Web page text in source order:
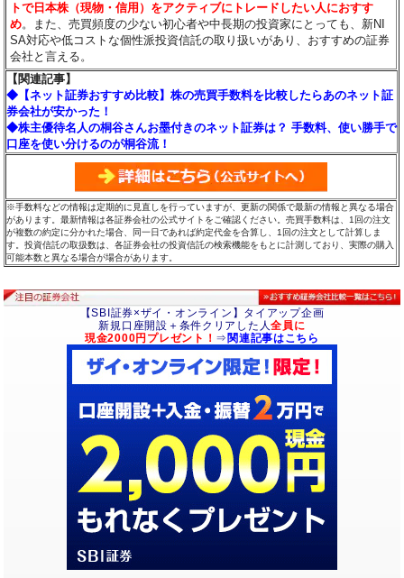
トで日本株（現物・信用）をアクティブにトレードしたい人におすす
め。また、売買頻度の少ない初心者や中長期の投資家にとっても、新NI
SA対応や低コストな個性派投資信託の取り扱いがあり、おすすめの証券
会社と言える。
【関連記事】
◆【ネット証券おすすめ比較】株の売買手数料を比較したらあのネット証
券会社が安かった！
◆株主優待名人の桐谷さんお墨付きのネット証券は？ 手数料、使い勝手で
口座を使い分けるのが桐谷流！
※手数料などの情報は定期的に見直しを行っていますが、更新の関係で最新の情報と異なる場合
があります。最新情報は各証券会社の公式サイトをご確認ください。売買手数料は、1回の注文
が複数の約定に分かれた場合、同一日であれば約定代金を合算し、1回の注文として計算しま
す。投資信託の取扱数は、各証券会社の投資信託の検索機能をもとに計測しており、実際の購入
可能本数と異なる場合が場合があります。
【SBI証券×ザイ・オンライン】タイアップ企画
新規口座開設＋条件クリアした人全員に
現金2000円プレゼント！ ⇒ 関連記事はこちら